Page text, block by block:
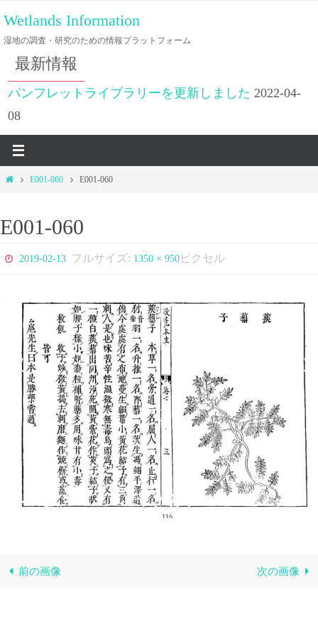
ン
テ
ツ
ス
プ
Wetlands Information
湿地の調査・研究のための情報プラットフォーム
最新情報
パンフレットライブラリーを更新しました 2022-04-
08
ホ
E001-060 E001-060
E001-060
2019-02-13 フルサイズ: 1350 × 950 ピクセル
前の画像 次の画像